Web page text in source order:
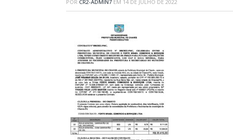
POR CR2-ADMIN7 EM 14 DE JULHO DE 2022